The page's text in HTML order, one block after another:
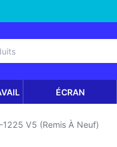
ÉCRAN
V5 (Remis À Neuf)